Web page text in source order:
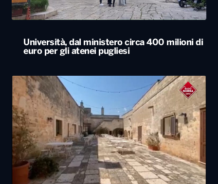
Università, dal ministero circa 400 milioni di
euro per gli atenei pugliesi